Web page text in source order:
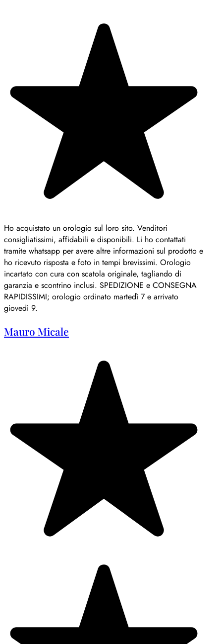
Ho acquistato un orologio sul loro sito. Venditori
consigliatissimi, affidabili e disponibili. Li ho contattati
tramite whatsapp per avere altre informazioni sul prodotto e
ho ricevuto risposta e foto in tempi brevissimi. Orologio
incartato con cura con scatola originale, tagliando di
garanzia e scontrino inclusi. SPEDIZIONE e CONSEGNA
RAPIDISSIMI; orologio ordinato martedì 7 e arrivato
giovedì 9.
Mauro Micale